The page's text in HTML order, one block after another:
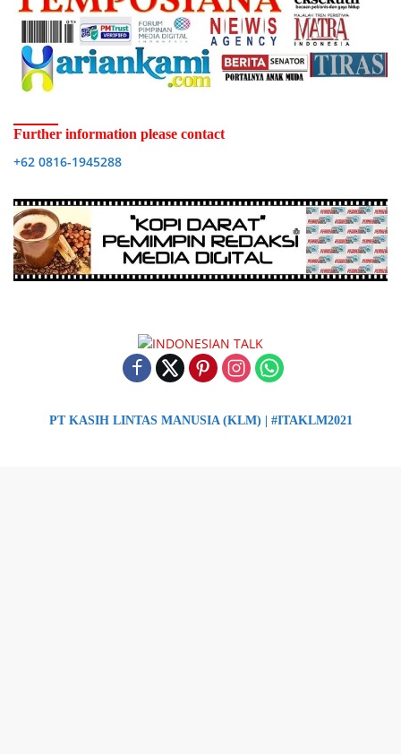
Further information please contact
+62 0816-1945288
PT KASIH LINTAS MANUSIA (KLM) | #ITAKLM2021